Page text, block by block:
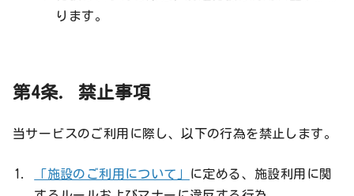
ります。
第4条. 禁止事項
当サービスのご利用に際し、以下の行為を禁止します。
「施設のご利用について」
に定める、施設利用に関